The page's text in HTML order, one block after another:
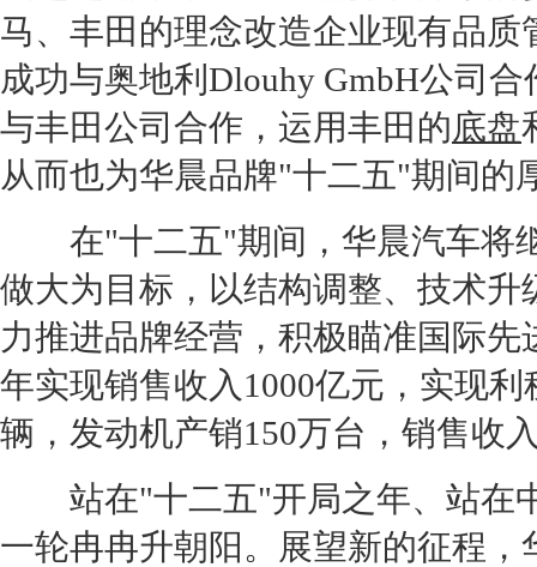
马、 丰田 的理念改造企业现有品
成功与奥地利Dlouhy GmbH公司
与丰田公司合作，运用丰田 的底盘
从而也为华晨品牌"十二五"期间的
在"十二五"期间， 华晨汽车将
做大为目标，以结构调整、技术
力推进品牌经营，积极瞄准国际
年实现销售收入1000亿元，实现
辆， 发动机产销150万台，销售收
站在"十二五"开局之年、站在
一轮冉冉升朝阳。展望新的征程，